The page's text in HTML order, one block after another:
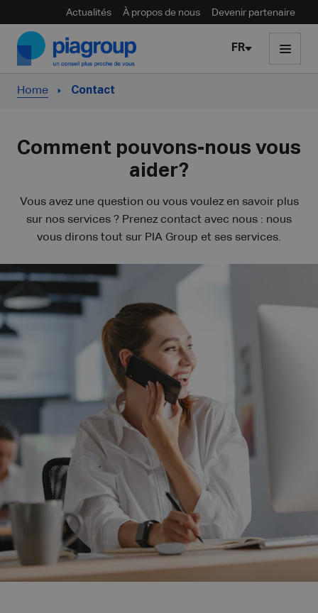
Actualités À propos de nous Devenir partenaire
Skip to content
FR
Home Contact
Comment pouvons-nous vous
aider?
Vous avez une question ou vous voulez en savoir plus
sur nos services ? Prenez contact avec nous : nous
vous dirons tout sur PIA Group et ses services.